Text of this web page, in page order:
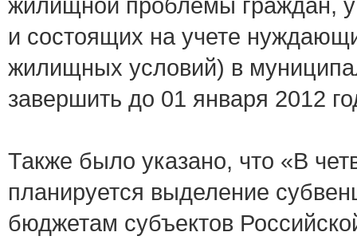
жилищной проблемы граждан,
и состоящих на учете
жилищных условий) в
завершить до 01 января 2012
Также было указано, что «В
планируется выделение
бюджетам субъектов